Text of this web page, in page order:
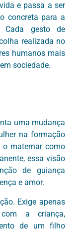
e passa a ser
concreta para a
Cada gesto de
realizada no
humanos mais
sociedade.
uma mudança
na formação
o maternar como
essa visão
de guiança
e amor.
Exige apenas
a criança,
de um filho